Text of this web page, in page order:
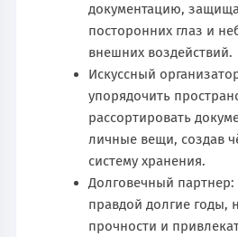
документацию,
посторонних глаз и
внешних воздействий.
Искусcный
упорядочить
рассортировать
личные вещи, создав
систему хранения.
Долговечный
правдой долгие годы,
прочности и